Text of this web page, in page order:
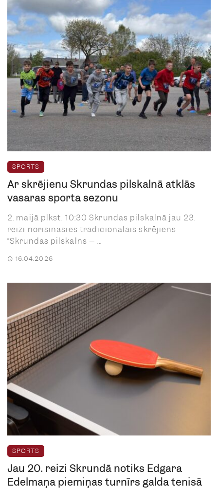
SPORTS
Ar skrējienu Skrundas pilskalnā atklās
vasaras sporta sezonu
2. maijā plkst. 10:30 Skrundas pilskalnā jau 23.
reizi norisināsies tradicionālais skrējiens
“Skrundas pilskalns – ...
16.04.2026
SPORTS
Jau 20. reizi Skrundā notiks Edgara
Edelmaņa piemiņas turnīrs galda tenisā